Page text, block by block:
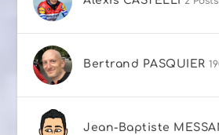
Bertrand PASQUIER
Jean-Baptiste